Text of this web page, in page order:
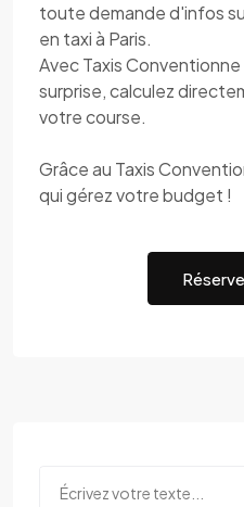
toute demande d'infos
en taxi à Paris.
Avec Taxis
surprise, calculez
votre course.
Grâce au Taxis
qui gérez votre budget !